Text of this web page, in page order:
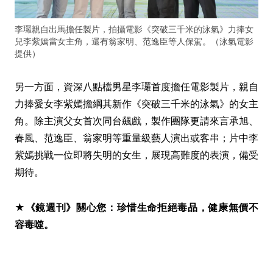
李㼈親自出馬擔任製片，拍攝電影《突破三千米的泳氣》力捧女
兒李紫嫣當女主角，還有翁家明、范逸臣等人保駕。（泳氣電影
提供）
另一方面，資深八點檔男星李㼈首度擔任電影製片，親自
力捧愛女李紫嫣擔綱其新作《突破三千米的泳氣》的女主
角。除主演父女首次同台飆戲，製作團隊更請來言承旭、
春風、范逸臣、翁家明等重量級藝人演出或客串；片中李
紫嫣挑戰一位即將失明的女生，展現高難度的表演，備受
期待。
★《鏡週刊》關心您：珍惜生命拒絕毒品，健康無價不
容毒噬。